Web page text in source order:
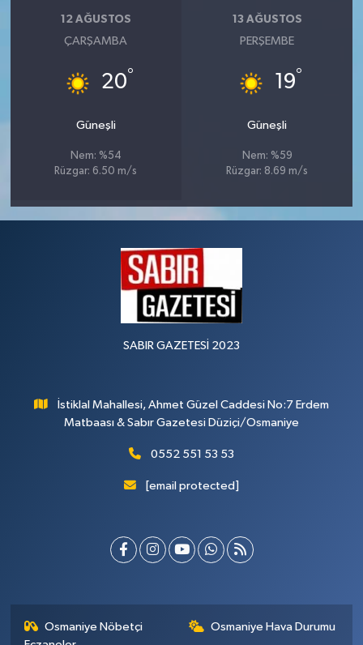
12 AĞUSTOS
ÇARŞAMBA
20°
Güneşli
Nem: %54
Rüzgar: 6.50 m/s
13 AĞUSTOS
PERŞEMBE
19°
Güneşli
Nem: %59
Rüzgar: 8.69 m/s
SABIR GAZETESİ 2023
İstiklal Mahallesi, Ahmet Güzel Caddesi No:7 Erdem
Matbaası & Sabır Gazetesi Düziçi/Osmaniye
0552 551 53 53
[email protected]
Osmaniye Nöbetçi
Osmaniye Hava Durumu